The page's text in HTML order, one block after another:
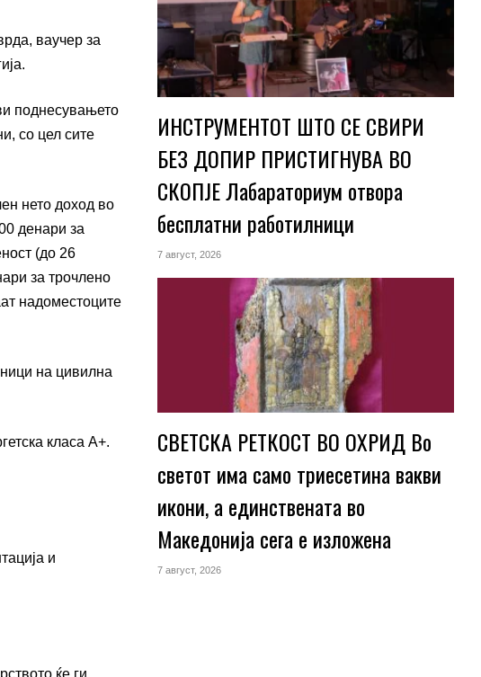
ваучер за
поднесувањето
со цел сите
нето доход во
денари за
(до 26
за трочлено
надоместоците
на цивилна
класа А+.
и
ќе ги
ИНСТРУМЕНТОТ ШТО СЕ СВИРИ
БЕЗ ДОПИР ПРИСТИГНУВА ВО
СКОПЈЕ Лабараториум отвора
бесплатни работилници
7 август, 2026
СВЕТСКА РЕТКОСТ ВО ОХРИД Во
светот има само триесетина вакви
икони, а единствената во
Македонија сега е изложена
7 август, 2026